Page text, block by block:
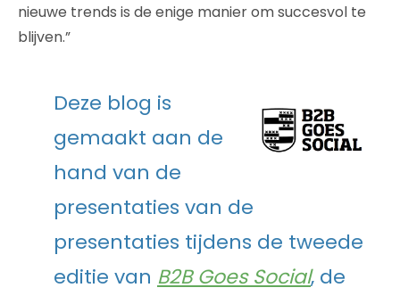
nieuwe trends is de enige manier om succesvol te
blijven.”
Deze blog is
gemaakt aan de
hand van de
presentaties van de
presentaties tijdens de tweede
editie van B2B Goes Social, de